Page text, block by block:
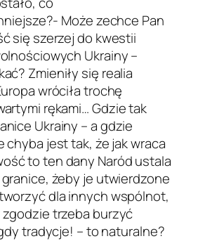
Może zechce Pan
się szerzej do kwestii
Ukrainy –
Zmieniły się realia
wróciła trochę
rękami… Gdzie tak
Ukrainy – a gdzie
chyba jest tak, że jak wraca
to ten dany Naród ustala
żeby je utwierdzone
dla innych wspólnot,
trzeba burzyć
tradycje! – to naturalne?